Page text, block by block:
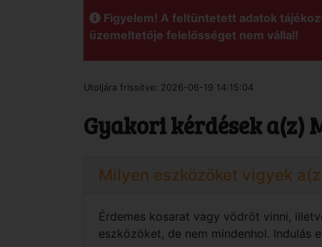
Figyelem! A feltüntetett adatok
üzemeltetője felelősséget nem vállal!
Utoljára frissítve: 2026-06-19 14:15:04
Gyakori kérdések a(z)
Milyen eszközöket vigyek
Érdemes kosarat vagy vödröt vinni,
eszközöket, de nem mindenhol.